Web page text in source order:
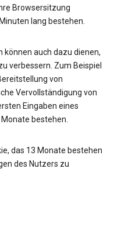
Browsersitzung
lang bestehen.
können auch dazu dienen,
verbessern. Zum Beispiel
von
Vervollständigung von
Eingaben eines
bestehen.
das 13 Monate bestehen
des Nutzers zu